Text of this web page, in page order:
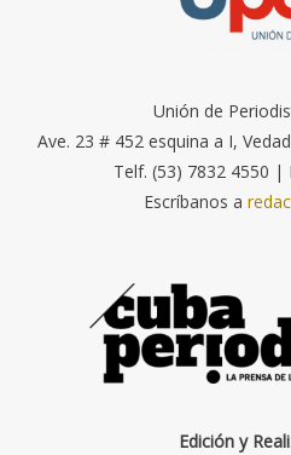
Unión de
Ave. 23 # 452 esquina a I,
Telf. (53) 7832 4550 |
Escríbanos a
Edición y